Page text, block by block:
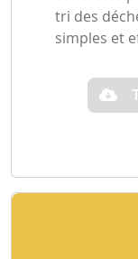
tri des
simples et